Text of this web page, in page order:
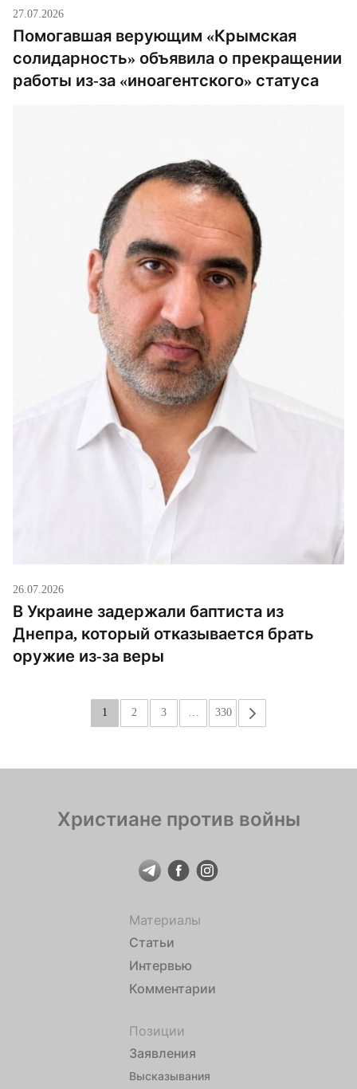
27.07.2026
Помогавшая верующим «Крымская
солидарность» объявила о прекращении
работы из-за «иноагентского» статуса
26.07.2026
В Украине задержали баптиста из
Днепра, который отказывается брать
оружие из-за веры
1 2 3 330 »
Христиане против войны
Материалы
Статьи
Интервью
Комментарии
Позиции
Заявления
Высказывания